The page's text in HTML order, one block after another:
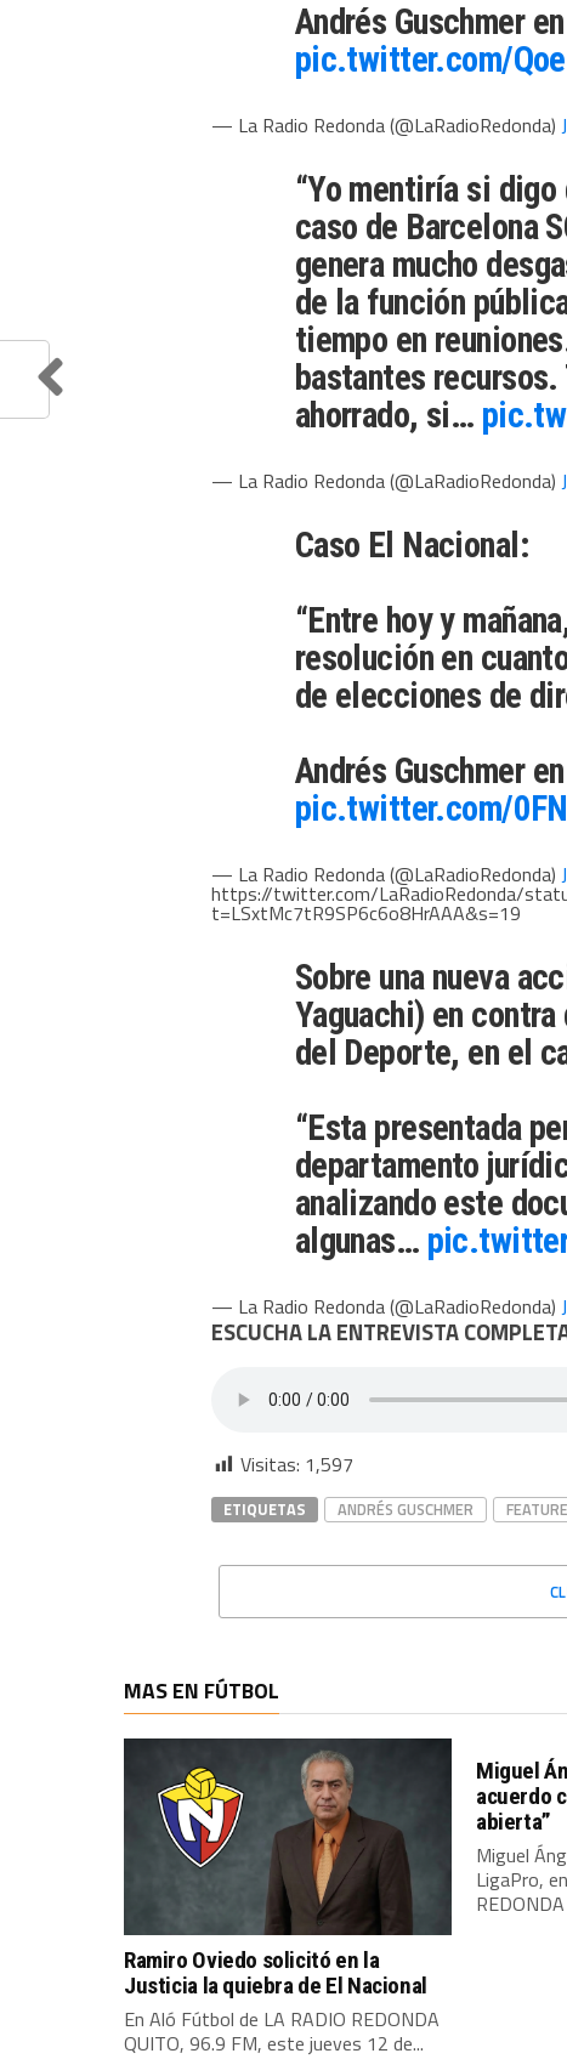
Andrés Guschmer en
pic.twitter.com/
— La Radio Redonda (@LaRadioRedonda)
“Yo mentiría si digo
caso de Barcelona
genera mucho
de la función
tiempo en
bastantes
ahorrado, si…
— La Radio Redonda (@LaRadioRedonda)
Caso El Nacional:
“Entre hoy y
resolución en
de elecciones de
Andrés Guschmer en
pic.twitter.com/
— La Radio Redonda (@LaRadioRedonda)
https://twitter.com/LaRadioRedonda/
t=LSxtMc7tR9SP6c6o8HrAAA&s=19
Sobre una nueva
Yaguachi) en
del Deporte, en el
“Esta presentada
departamento
analizando este
algunas…
— La Radio Redonda (@LaRadioRedonda)
ESCUCHA LA ENTREVISTA
Visitas: 1,597
ETIQUETAS ANDRÉS GUSCHMER
MAS EN FÚTBOL
Ramiro Oviedo solicitó en la
Justicia la quiebra de El Nacional
En Aló Fútbol de LA RADIO REDONDA
QUITO, 96.9 FM, este jueves 12 de...
Miguel
acuerdo
abierta”
Miguel
LigaPro,